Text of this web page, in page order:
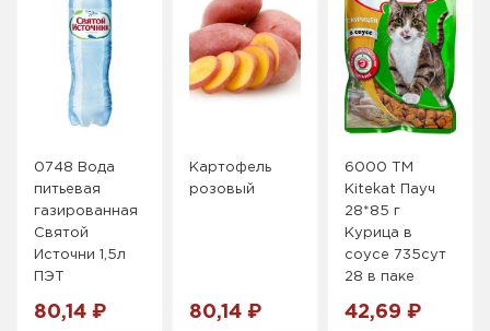
0748 Вода
питьевая
газированная
Святой
Источни 1,5л
ПЭТ
80,14 ₽
Картофель
розовый
80,14 ₽
6000 ТМ
Kitekat Пауч
28*85 г
Курица в
соусе 735сут
28 в паке
42,69 ₽